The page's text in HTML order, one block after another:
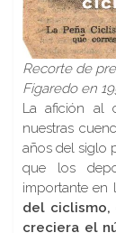
Recorte de
Figaredo en
La afición al
nuestras
años del siglo
que los
importante en
del ciclismo,
creciera el